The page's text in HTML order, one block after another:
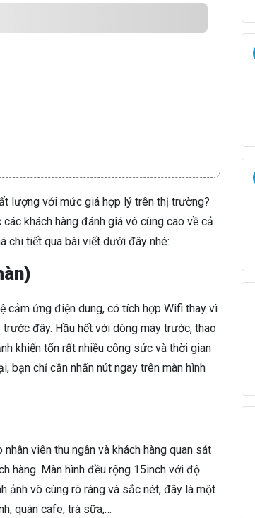
lượng với mức giá hợp lý trên thị trường?
khách hàng đánh giá vô cùng cao về cả
chi tiết qua bài viết dưới đây nhé:
cảm ứng điện dung, có tích hợp Wifi thay vì
đây. Hầu hết với dòng máy trước, thao
khiến tốn rất nhiều công sức và thời gian
bạn chỉ cần nhấn nút ngay trên màn hình
viên thu ngân và khách hàng quan sát
hàng. Màn hình đều rộng 15inch với độ
ảnh vô cùng rõ ràng và sắc nét, đây là một
quán cafe, trà sữa,…